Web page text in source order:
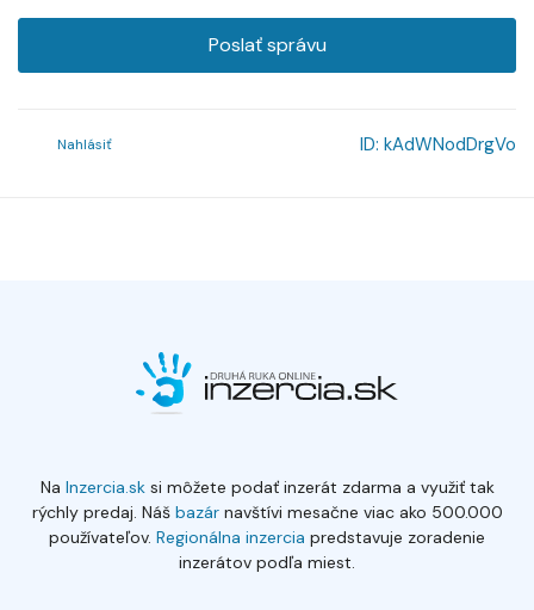
Poslať správu
Nahlásiť ID: kAdWNodDrgVo
Na Inzercia.sksi môžete podať inzerát zdarma a využiť tak
rýchly predaj. Náš bazárnavštívi mesačne viac ako 500.000
používateľov. Regionálna inzercia predstavuje zoradenie
inzerátov podľa miest.